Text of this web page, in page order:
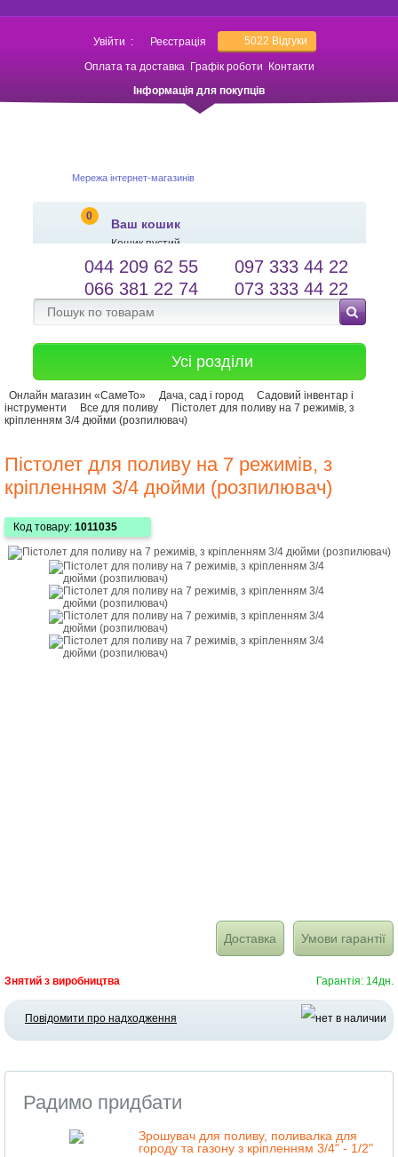
Увійти : Реєстрація 5022 Відгуки
Оплата та доставка Графік роботи
Контакти
Інформація для покупців
Мережа інтернет-магазинів
0
Ваш кошик
Кошик пустий
salessameto@gmail.com
Зворотній зв'язок
Мова сайту
044 209 62 55
097 333 44 22
066 381 22 74
073 333 44 22
Усі розділи
Онлайн магазин «СамеТо» Дача, сад і город
Садовий інвентар і
інструменти
Все для поливу
Пістолет для поливу на 7 режимів, з
кріпленням 3/4 дюйми (розпилювач)
Пістолет для поливу на 7 режимів, з
кріпленням 3/4 дюйми (розпилювач)
Код товару: 1011035
Доставка Умови гарантії
Знятий з виробництва Гарантія: 14дн.
Повідомити про надходження
Радимо придбати
Зрошувач для поливу, поливалка для
городу та газону з кріпленням 3/4" - 1/2"